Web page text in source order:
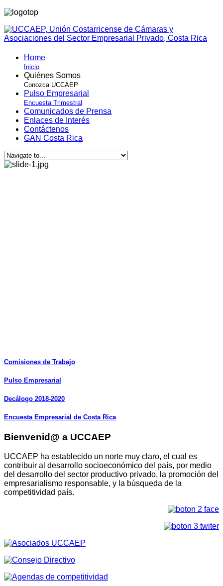
Home
Inicio
Quiénes Somos
Conozca UCCAEP
Pulso Empresarial
Encuesta Trimestral
Comunicados de Prensa
Enlaces de Interés
Contáctenos
GAN Costa Rica
Comisiones de Trabajo
Pulso Empresarial
Decálogo 2018-2020
Encuesta Empresarial de Costa Rica
Bienvenid@ a UCCAEP
UCCAEP ha establecido un norte muy claro, el cual es
contribuir al desarrollo socioeconómico del país, por medio
del desarrollo del sector productivo privado, la promoción del
empresarialismo responsable, y la búsqueda de la
competitividad país.